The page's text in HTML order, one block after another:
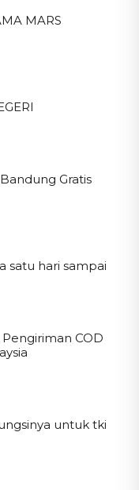
MARS
Gratis
satu hari sampai
COD
untuk tki